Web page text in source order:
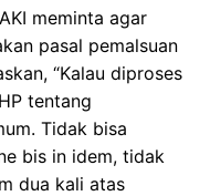
meminta agar
pasal pemalsuan
“Kalau diproses
tentang
Tidak bisa
bis in idem, tidak
dua kali atas